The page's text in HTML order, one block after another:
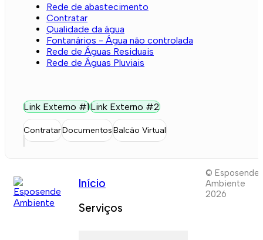
Rede de abastecimento
Contratar
Qualidade da água
Fontanários - Água não controlada
Rede de Águas Residuais
Rede de Águas Pluviais
Link Externo #1Link Externo #2
ContratarDocumentosBalcão Virtual
Início
Serviços
© Esposende
Ambiente
2026